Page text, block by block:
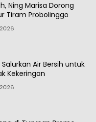
Ning Marisa Dorong
Tiram Probolinggo
Salurkan Air Bersih untuk
Kekeringan